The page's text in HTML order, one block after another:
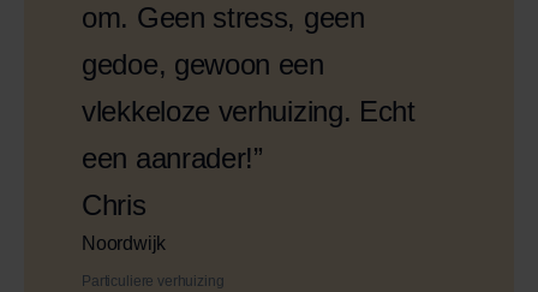
om. Geen stress, geen
gedoe, gewoon een
vlekkeloze verhuizing. Echt
een aanrader!”
Chris
Noordwijk
Particuliere verhuizing